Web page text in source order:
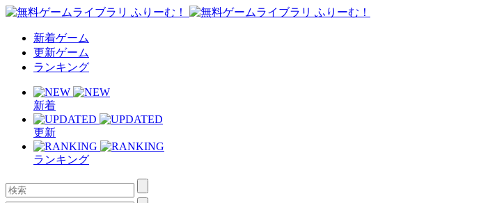
新着ゲーム
更新ゲーム
ランキング
新着
更新
ランキング